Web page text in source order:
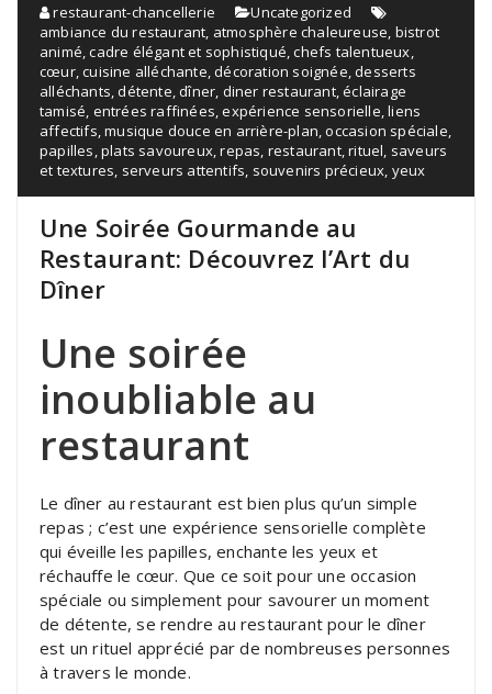
restaurant-chancellerie
Uncategorized
ambiance du restaurant, atmosphère chaleureuse, bistrot
animé,cadre élégant et sophistiqué,chefs talentueux,
cœur,cuisine alléchante,décoration soignée,desserts
alléchants,détente,dîner, diner restaurant,éclairage
tamisé, entrées raffinées,expérience sensorielle,liens
affectifs,musique douce en arrière-plan,occasion spéciale,
papilles,plats savoureux,repas, restaurant,rituel, saveurs
et textures, serveurs attentifs, souvenirs précieux, yeux
Une Soirée Gourmande au
Restaurant: Découvrez l’Art du
Dîner
Une soirée
inoubliable au
restaurant
Le dîner au restaurant est bien plus qu’un simple
repas ; c’est une expérience sensorielle complète
qui éveille les papilles, enchante les yeux et
réchauffe le cœur. Que ce soit pour une occasion
spéciale ou simplement pour savourer un moment
de détente, se rendre au restaurant pour le dîner
est un rituel apprécié par de nombreuses personnes
à travers le monde.